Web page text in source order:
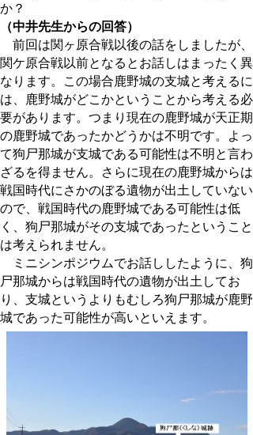
か？
（中井先生からの回答）
前回は関ヶ原合戦以後の話をしましたが、
関ケ原合戦以前となるとお話しはまったく異
なります。この場合鹿野城の支城と考えるに
は、鹿野城がどこかということから考える必
要があります。つまり現在の鹿野城が天正期
の鹿野城であったかどうかは不明です。よっ
て狗尸那城が支城である可能性は不明と言わ
ざるを得ません。さらに現在の鹿野城からは
戦国時代にさかのぼる遺物が出土していない
ので、戦国時代の鹿野城である可能性は低
く、狗尸那城がその支城であったということ
は考えられません。
ミニシンポジウムでお話ししたように、狗
尸那城からは戦国時代の遺物が出土してお
り、支城というよりもむしろ狗尸那城が鹿野
城であった可能性が高いといえます。